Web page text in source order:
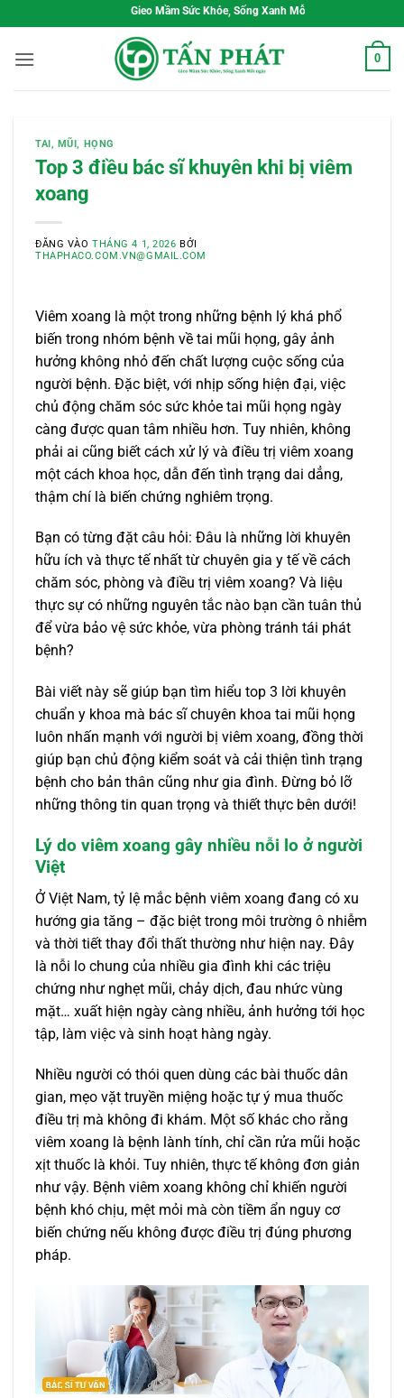
qua
nội
Gieo Mầm Sức Khỏe, Sống Xanh Mỗi Ngày
0
TAI, MŨI, HỌNG
Top 3 điều bác sĩ khuyên khi bị viêm
xoang
ĐĂNG VÀOTHÁNG 4 1, 2026 BỞI
THAPHACO.COM.VN@GMAIL.COM
Viêm xoang là một trong những bệnh lý khá phổ
biến trong nhóm bệnh về tai mũi họng, gây ảnh
hưởng không nhỏ đến chất lượng cuộc sống của
người bệnh. Đặc biệt, với nhịp sống hiện đại, việc
chủ động chăm sóc sức khỏe tai mũi họng ngày
càng được quan tâm nhiều hơn. Tuy nhiên, không
phải ai cũng biết cách xử lý và điều trị viêm xoang
một cách khoa học, dẫn đến tình trạng dai dẳng,
thậm chí là biến chứng nghiêm trọng.
Bạn có từng đặt câu hỏi: Đâu là những lời khuyên
hữu ích và thực tế nhất từ chuyên gia y tế về cách
chăm sóc, phòng và điều trị viêm xoang? Và liệu
thực sự có những nguyên tắc nào bạn cần tuân thủ
để vừa bảo vệ sức khỏe, vừa phòng tránh tái phát
bệnh?
Bài viết này sẽ giúp bạn tìm hiểu top 3 lời khuyên
chuẩn y khoa mà bác sĩ chuyên khoa tai mũi họng
luôn nhấn mạnh với người bị viêm xoang, đồng thời
giúp bạn chủ động kiểm soát và cải thiện tình trạng
bệnh cho bản thân cũng như gia đình. Đừng bỏ lỡ
những thông tin quan trọng và thiết thực bên dưới!
Lý do viêm xoang gây nhiều nỗi lo ở người
Việt
Ở Việt Nam, tỷ lệ mắc bệnh viêm xoang đang có xu
hướng gia tăng – đặc biệt trong môi trường ô nhiễm
và thời tiết thay đổi thất thường như hiện nay. Đây
là nỗi lo chung của nhiều gia đình khi các triệu
chứng như nghẹt mũi, chảy dịch, đau nhức vùng
mặt… xuất hiện ngày càng nhiều, ảnh hưởng tới học
tập, làm việc và sinh hoạt hàng ngày.
Nhiều người có thói quen dùng các bài thuốc dân
gian, mẹo vặt truyền miệng hoặc tự ý mua thuốc
điều trị mà không đi khám. Một số khác cho rằng
viêm xoang là bệnh lành tính, chỉ cần rửa mũi hoặc
xịt thuốc là khỏi. Tuy nhiên, thực tế không đơn giản
như vậy. Bệnh viêm xoang không chỉ khiến người
bệnh khó chịu, mệt mỏi mà còn tiềm ẩn nguy cơ
biến chứng nếu không được điều trị đúng phương
pháp.